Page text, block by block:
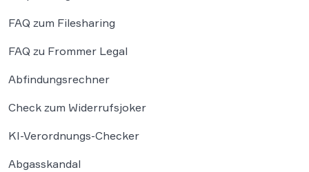
FAQ zum Filesharing
FAQ zu Frommer Legal
Abfindungsrechner
Check zum Widerrufsjoker
KI-Verordnungs-Checker
Abgasskandal